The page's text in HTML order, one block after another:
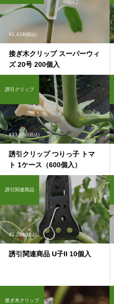
¥1,419(税込)
接ぎ木クリップ スーパーウィ
ズ 20号 200個入
¥43,560(税込)
誘引クリップ つりっ子 トマ
ト 1ケース（600個入）
誘引クリップ
¥1,298(税込)
誘引関連商品 U子II 10個入
誘引関連商品
接ぎ木クリップ